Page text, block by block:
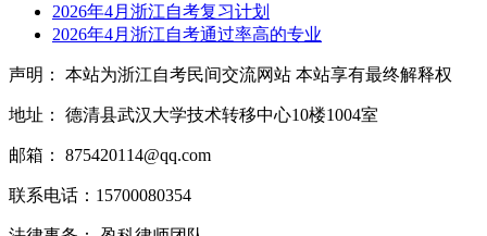
2026年4月浙江自考复习计划
2026年4月浙江自考通过率高的专业
声明： 本站为浙江自考民间交流网站 本站享有最终解释权
地址： 德清县武汉大学技术转移中心10楼1004室
邮箱： 875420114@qq.com
联系电话：15700080354